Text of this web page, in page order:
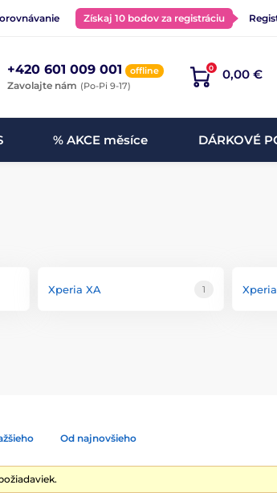
Získaj 10 bodov za registráciu
+420 601 009 001 offline
Zavolajte nám (Po-Pi 9-17)
0 0,00 €
% AKCE měsíce DÁRKOVÉ
Xperia XA 1
Od najnovšieho